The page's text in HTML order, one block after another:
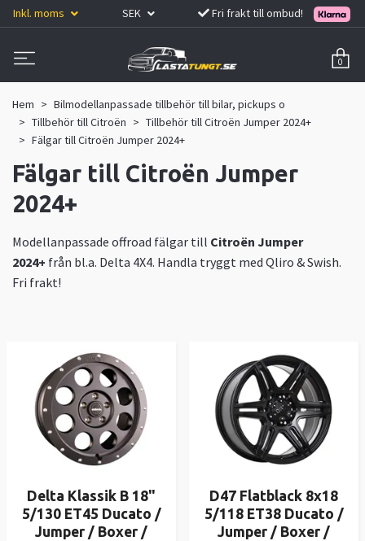
Inkl. moms SEK Fri frakt till ombud!
0
Hem
Bilmodellanpassade tillbehör till bilar, pickups o
Tillbehör till Citroën
Tillbehör till Citroën Jumper 2024+
Fälgar till Citroën Jumper 2024+
Fälgar till Citroën Jumper
2024+
Modellanpassade offroad fälgar till Citroën Jumper
2024+ från bl.a. Delta 4X4. Handla tryggt med Qliro & Swish.
Fri frakt!
Delta Klassik B 18"
5/130 ET45 Ducato /
Jumper / Boxer /
D47 Flatblack 8x18
5/118 ET38 Ducato /
Jumper / Boxer /